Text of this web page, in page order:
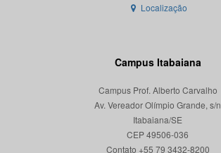
Localização
Campus Itabaiana
Campus Prof. Alberto Carvalho
Av. Vereador Olímpio Grande, s/n
Itabaiana/SE
CEP 49506-036